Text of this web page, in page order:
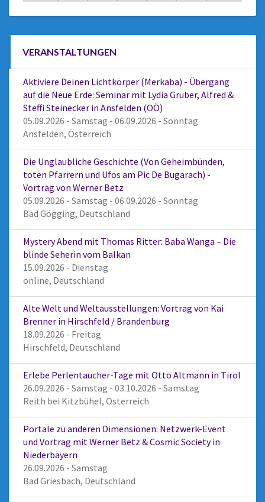
VERANSTALTUNGEN
Aktiviere Deinen Lichtkörper (Merkaba) - Übergang
auf die Neue Erde: Seminar mit Lydia Gruber, Alfred &
Steffi Steinecker in Ansfelden (OÖ)
05.09.2026 - Samstag - 06.09.2026 - Sonntag
Ansfelden, Österreich
Die Unglaubliche Geschichte (Von Geheimbünden,
toten Pfarrern und Ufos am Pic De Bugarach) -
Vortrag von Werner Betz
05.09.2026 - Samstag - 06.09.2026 - Sonntag
Bad Gögging, Deutschland
Mystery Abend mit Thomas Ritter: Baba Wanga – Die
blinde Seherin vom Balkan
15.09.2026 - Dienstag
online, Deutschland
Alte Welt und Weltausstellungen: Vortrag von Kai
Brenner in Hirschfeld / Brandenburg
18.09.2026 - Freitag
Hirschfeld, Deutschland
Erlebe Perlentaucher-Tage mit Otto Altmann in Tirol
26.09.2026 - Samstag - 03.10.2026 - Samstag
Reith bei Kitzbühel, Österreich
Portale zu anderen Dimensionen: Netzwerk-Event
und Vortrag mit Werner Betz & Cosmic Society in
Niederbayern
26.09.2026 - Samstag
Bad Griesbach, Deutschland